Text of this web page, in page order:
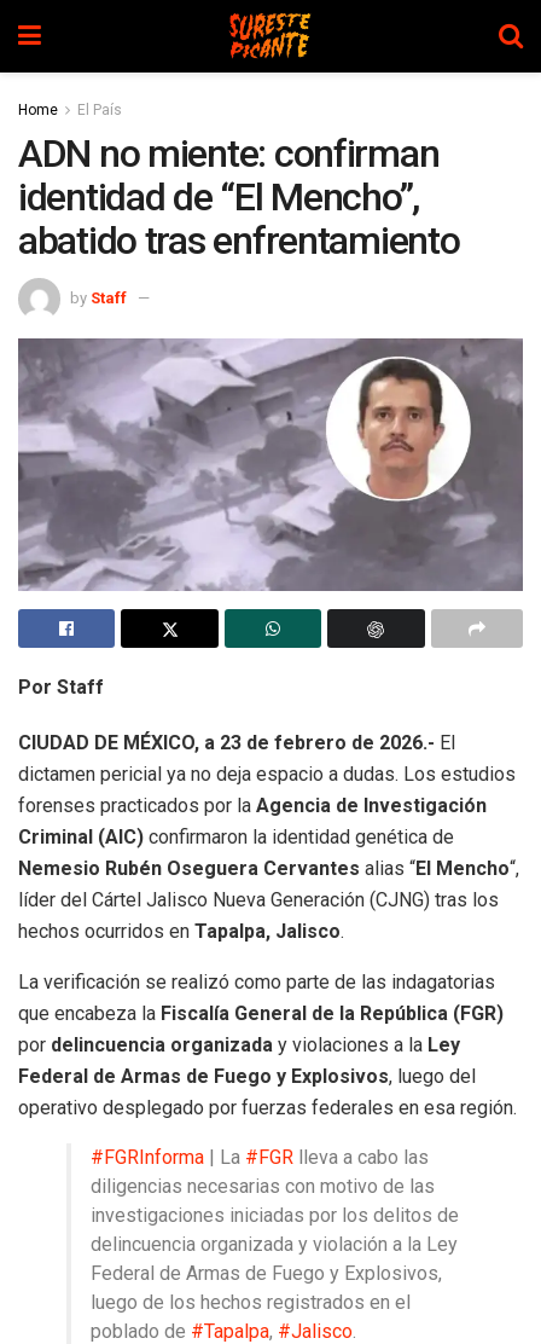
Home El País
ADN no miente: confirman
identidad de “El Mencho”,
abatido tras enfrentamiento
by Staff
Por Staff
CIUDAD DE MÉXICO, a 23 de febrero de 2026.- El
dictamen pericial ya no deja espacio a dudas. Los estudios
forenses practicados por la Agencia de Investigación
Criminal (AIC) confirmaron la identidad genética de
Nemesio Rubén Oseguera Cervantes alias “El Mencho“,
líder del Cártel Jalisco Nueva Generación (CJNG) tras los
hechos ocurridos en Tapalpa, Jalisco.
La verificación se realizó como parte de las indagatorias
que encabeza la Fiscalía General de la República (FGR)
por delincuencia organizada y violaciones a la Ley
Federal de Armas de Fuego y Explosivos, luego del
operativo desplegado por fuerzas federales en esa región.
#FGRInforma | La #FGR lleva a cabo las
diligencias necesarias con motivo de las
investigaciones iniciadas por los delitos de
delincuencia organizada y violación a la Ley
Federal de Armas de Fuego y Explosivos,
luego de los hechos registrados en el
poblado de #Tapalpa, #Jalisco